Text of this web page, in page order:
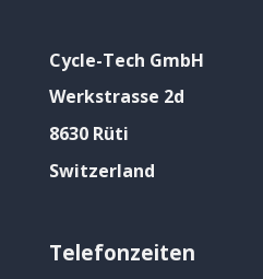
Cycle-Tech GmbH
Werkstrasse 2d
8630 Rüti
Switzerland
Telefonzeiten